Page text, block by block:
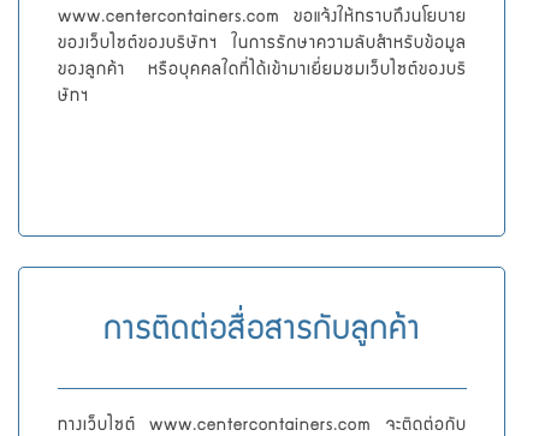
ข่าวสารและกิจกรรม
แคตตาล็อก
www.centercontainers.com ขอแจ้งให้ทราบถึงนโยบาย
ของเว็บไซต์ของบริษัทฯ ในการรักษาความลับสำหรับข้อมูล
ของลูกค้า หรือบุคคลใดที่ได้เข้ามาเยี่ยมชมเว็บไซต์ของบริ
ษัทฯ
การติดต่อสื่อสารกับลูกค้า
ทางเว็บไซต์ www.centercontainers.com จะติดต่อกับ